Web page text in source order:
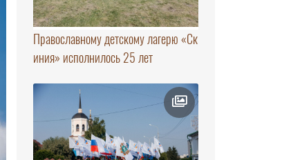
Православному детскому лагерю «Ск
иния» исполнилось 25 лет